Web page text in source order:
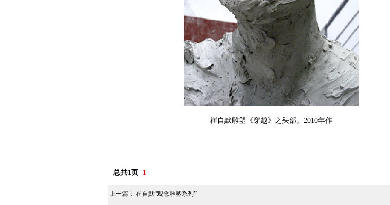
崔自默雕塑《穿越》之头部。2010年作
总共1页 1
上一篇： 崔自默“观念雕塑系列”